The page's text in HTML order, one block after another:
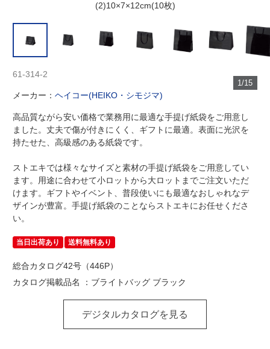
(2)10×7×12cm(10枚)
1/15
61-314-2
メーカー：ヘイコー(HEIKO・シモジマ)
高品質ながら安い価格で業務用に最適な手提げ紙袋をご用意し
ました。丈夫で傷が付きにくく、ギフトに最適。表面に光沢を
持たせた、高級感のある紙袋です。
ストエキでは様々なサイズと素材の手提げ紙袋をご用意してい
ます。用途に合わせて小ロットから大ロットまでご注文いただ
けます。ギフトやイベント、普段使いにも最適なおしゃれなデ
ザインが豊富。手提げ紙袋のことならストエキにお任せくださ
い。
当日出荷あり 送料無料あり
総合カタログ42号（446P）
カタログ掲載品名 ：ブライトバッグ ブラック
デジタルカタログを見る